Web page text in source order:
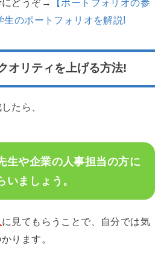
にどうぞ→
【ポートフォリオの参
のポートフォリオを解説!
オリティを上げる方法!
たら、
生や企業の人事担当の方に
いましょう。
に見てもらうことで、自分では気
ります。